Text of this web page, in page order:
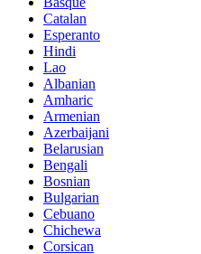
Catalan
Esperanto
Hindi
Lao
Albanian
Amharic
Armenian
Azerbaijani
Belarusian
Bengali
Bosnian
Bulgarian
Cebuano
Chichewa
Corsican